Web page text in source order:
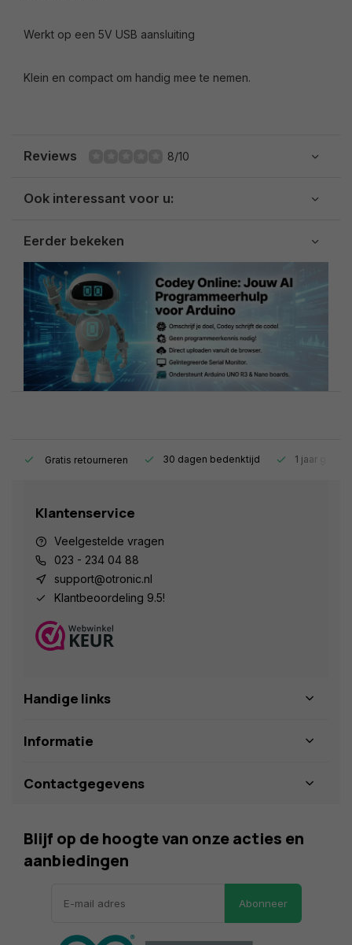
Werkt op een 5V USB aansluiting
Klein en compact om handig mee te nemen.
Reviews 8/10
Ook interessant voor u:
Eerder bekeken
Gratis retourneren 30 dagen bedenktijd 1 jaar
Klantenservice
Veelgestelde vragen
023 - 234 04 88
support@otronic.nl
Klantbeoordeling 9.5!
Handige links
Informatie
Contactgegevens
Blijf op de hoogte van onze acties en
aanbiedingen
Abonneer